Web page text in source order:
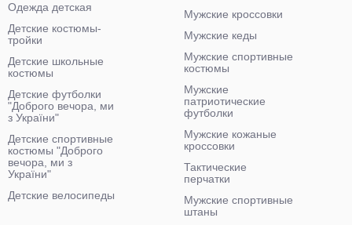
Одежда детская
Детские костюмы-
тройки
Детские школьные
костюмы
Детские футболки
"Доброго вечора, ми
з України"
Детские спортивные
костюмы "Доброго
вечора, ми з
України"
Детские велосипеды
Мужские кроссовки
Мужские кеды
Мужские спортивные
костюмы
Мужские
патриотические
футболки
Мужские кожаные
кроссовки
Тактические
перчатки
Мужские спортивные
штаны